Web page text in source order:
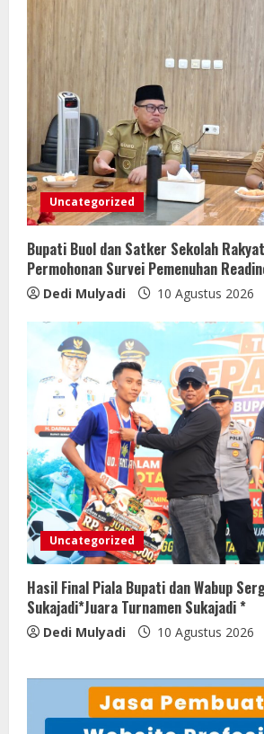
Uncategorized
Bupati Buol dan Satker Sekolah
Permohonan Survei Pemenuhan
Dedi Mulyadi 10 Agustus 2026
Uncategorized
Hasil Final Piala Bupati dan Wabup
Sukajadi*Juara Turnamen Sukajadi *
Dedi Mulyadi 10 Agustus 2026